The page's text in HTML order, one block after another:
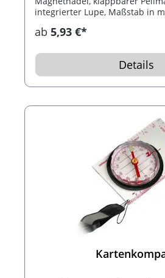
integrierter Lupe, Maßstab in
ab 5,93 €*
Details